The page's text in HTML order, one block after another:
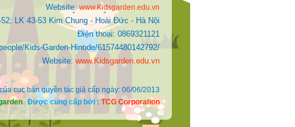
Website:www.Kidsgarden.edu.vn
LK 43-53 Kim Chung - Hoài Đức - Hà Nội
Điện thoại: 0869321121
Kids-Garden-Hinode/61574480142792/
Website: www.Kidsgarden.edu.vn
cục bản quyền tác giả cấp ngày: 06/06/2013
Được cung cấp bởi : TCG Corporation